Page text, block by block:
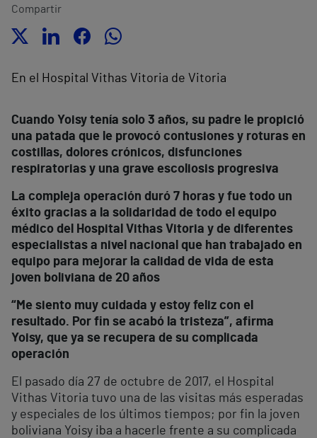
Compartir
En el Hospital Vithas Vitoria de Vitoria
Cuando Yoisy tenía solo 3 años, su padre le propició
una patada que le provocó contusiones y roturas en
costillas, dolores crónicos, disfunciones
respiratorias y una grave escoliosis progresiva
La compleja operación duró 7 horas y fue todo un
éxito gracias a la solidaridad de todo el equipo
médico del Hospital Vithas Vitoria y de diferentes
especialistas a nivel nacional que han trabajado en
equipo para mejorar la calidad de vida de esta
joven boliviana de 20 años
“Me siento muy cuidada y estoy feliz con el
resultado. Por fin se acabó la tristeza”, afirma
Yoisy, que ya se recupera de su complicada
operación
El pasado día 27 de octubre de 2017, el Hospital
Vithas Vitoria tuvo una de las visitas más esperadas
y especiales de los últimos tiempos; por fin la joven
boliviana Yoisy iba a hacerle frente a su complicada